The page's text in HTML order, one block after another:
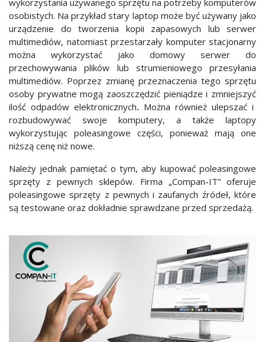
wykorzystania używanego sprzętu na potrzeby komputerów
osobistych. Na przykład stary laptop może być używany jako
urządzenie do tworzenia kopii zapasowych lub serwer
multimediów, natomiast przestarzały komputer stacjonarny
można wykorzystać jako domowy serwer do
przechowywania plików lub strumieniowego przesyłania
multimediów. Poprzez zmianę przeznaczenia tego sprzętu
osoby prywatne mogą zaoszczędzić pieniądze i zmniejszyć
ilość odpadów elektronicznych. Można również ulepszać i
rozbudowywać swoje komputery, a także laptopy
wykorzystując poleasingowe części, ponieważ mają one
niższą cenę niż nowe.
Należy jednak pamiętać o tym, aby kupować poleasingowe
sprzęty z pewnych sklepów. Firma „Compan-IT” oferuje
poleasingowe sprzęty z pewnych i zaufanych źródeł, które
są testowane oraz dokładnie sprawdzane przed sprzedażą.